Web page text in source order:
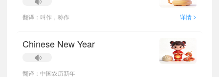
翻译：叫作，称作 详情 >
Chinese New Year
翻译：中国农历新年